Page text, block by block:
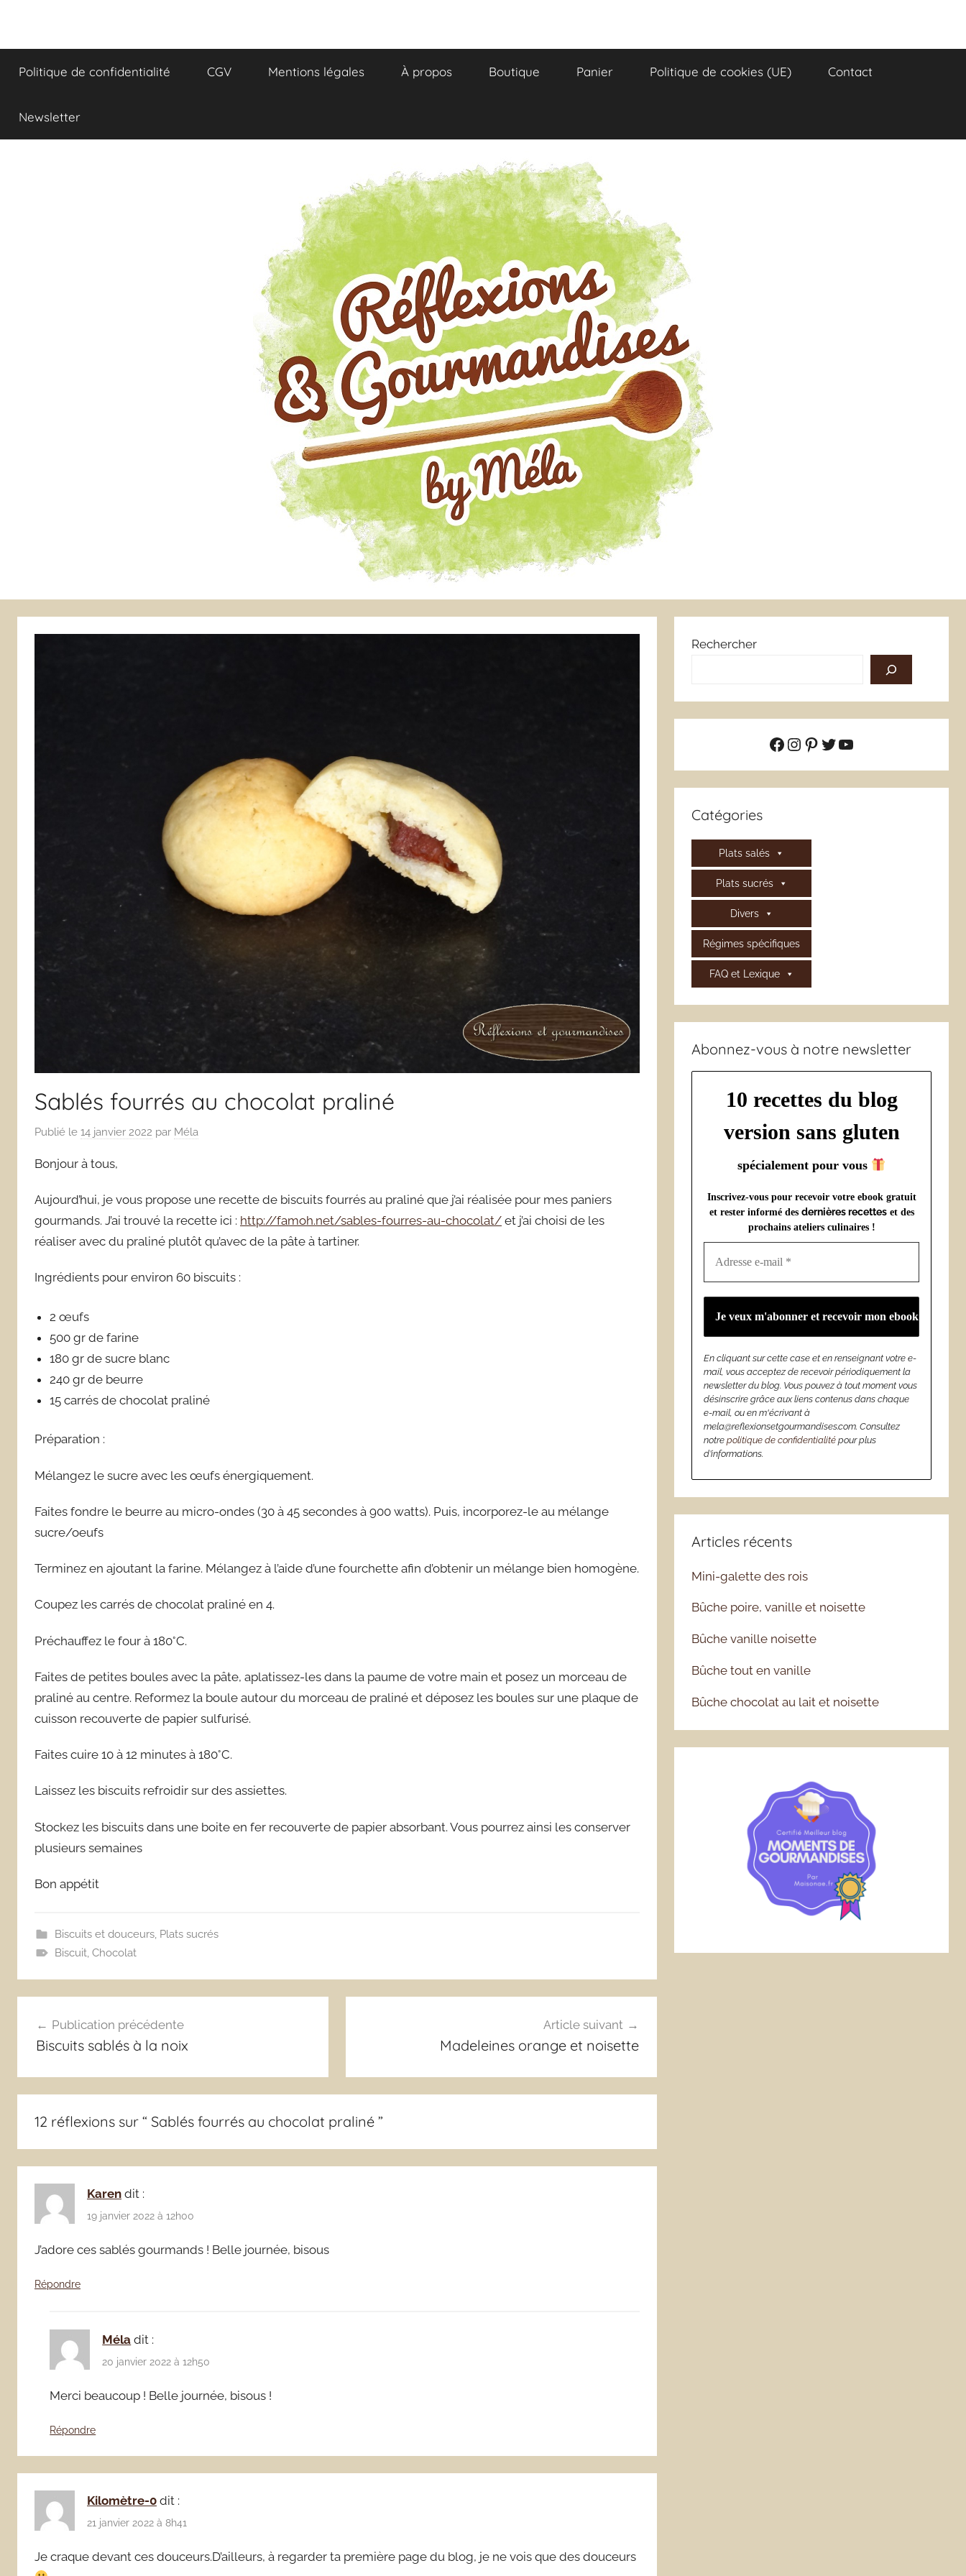
contenu
Réflexions
et
Gourmandises
Politique de confidentialité CGV Mentions légales À propos Boutique Panier Politique de cookies (UE) Contact
Newsletter
Sablés fourrés au chocolat praliné
Publié le 14 janvier 2022 par Méla
Bonjour à tous,
Aujourd’hui, je vous propose une recette de biscuits fourrés au praliné que j’ai réalisée pour mes paniers
gourmands. J’ai trouvé la recette ici : http://famoh.net/sables-fourres-au-chocolat/ et j’ai choisi de les
réaliser avec du praliné plutôt qu’avec de la pâte à tartiner.
Ingrédients pour environ 60 biscuits :
2 œufs
500 gr de farine
180 gr de sucre blanc
240 gr de beurre
15 carrés de chocolat praliné
Préparation :
Mélangez le sucre avec les œufs énergiquement.
Faites fondre le beurre au micro-ondes (30 à 45 secondes à 900 watts). Puis, incorporez-le au mélange
sucre/oeufs
Terminez en ajoutant la farine. Mélangez à l’aide d’une fourchette afin d’obtenir un mélange bien homogène.
Coupez les carrés de chocolat praliné en 4.
Préchauffez le four à 180°C.
Faites de petites boules avec la pâte, aplatissez-les dans la paume de votre main et posez un morceau de
praliné au centre. Reformez la boule autour du morceau de praliné et déposez les boules sur une plaque de
cuisson recouverte de papier sulfurisé.
Faites cuire 10 à 12 minutes à 180°C.
Laissez les biscuits refroidir sur des assiettes.
Stockez les biscuits dans une boite en fer recouverte de papier absorbant. Vous pourrez ainsi les conserver
plusieurs semaines
Bon appétit
Biscuits et douceurs, Plats sucrés
Biscuit, Chocolat
de
Publication précédente
Biscuits sablés à la noix
Article suivant
Madeleines orange et noisette
12 réflexions sur “ Sablés fourrés au chocolat praliné ”
Karen dit :
19 janvier 2022 à 12h00
J’adore ces sablés gourmands ! Belle journée, bisous
Répondre
Méla dit :
20 janvier 2022 à 12h50
Merci beaucoup ! Belle journée, bisous !
Répondre
Kilomètre-0 dit :
21 janvier 2022 à 8h41
Je craque devant ces douceurs.D’ailleurs, à regarder ta première page du blog, je ne vois que des douceurs
Rechercher
Facebook
Instagram
Pinterest
Twitter
YouTube
Catégories
Plats salés
Plats sucrés
Divers
Régimes spécifiques
FAQ et Lexique
Abonnez-vous à notre newsletter
10 recettes du blog
version sans gluten
spécialement pour vous
Inscrivez-vous pour recevoir votre ebook gratuit
et rester informé des dernières recettes et des
prochains ateliers culinaires !
En cliquant sur cette case et en renseignant votre e-
mail, vous acceptez de recevoir périodiquement la
newsletter du blog. Vous pouvez à tout moment vous
désinscrire grâce aux liens contenus dans chaque
e-mail, ou en m'écrivant à
mela@reflexionsetgourmandises.com. Consultez
notrepolitique de confidentialité pour plus
d’informations.
Articles récents
Mini-galette des rois
Bûche poire, vanille et noisette
Bûche vanille noisette
Bûche tout en vanille
Bûche chocolat au lait et noisette